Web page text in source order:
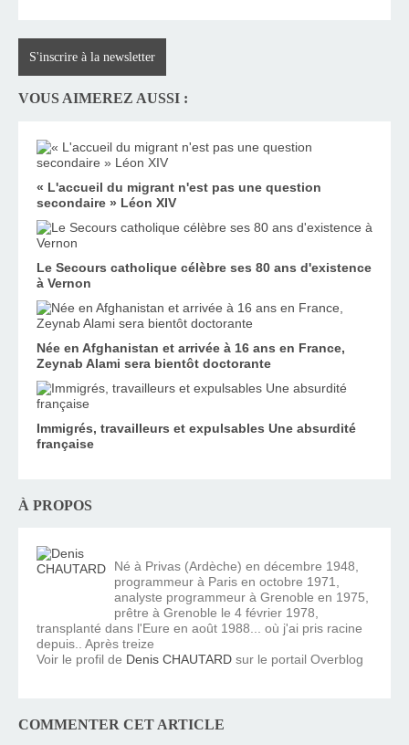
S'inscrire à la newsletter
VOUS AIMEREZ AUSSI :
« L'accueil du migrant n'est pas une question
secondaire » Léon XIV
Le Secours catholique célèbre ses 80 ans d'existence
à Vernon
Née en Afghanistan et arrivée à 16 ans en France,
Zeynab Alami sera bientôt doctorante
Immigrés, travailleurs et expulsables Une absurdité
française
À PROPOS
Né à Privas (Ardèche) en décembre 1948,
programmeur à Paris en octobre 1971,
analyste programmeur à Grenoble en 1975,
prêtre à Grenoble le 4 février 1978,
transplanté dans l'Eure en août 1988... où j'ai pris racine
depuis.. Après treize
Voir le profil de Denis CHAUTARD sur le portail Overblog
COMMENTER CET ARTICLE